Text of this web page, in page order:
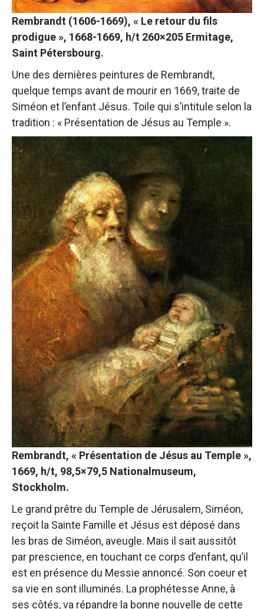
Rembrandt (1606-1669), « Le retour du fils
prodigue », 1668-1669, h/t 260×205 Ermitage,
Saint Pétersbourg.
Une des dernières peintures de Rembrandt,
quelque temps avant de mourir en 1669, traite de
Siméon et l’enfant Jésus. Toile qui s’intitule selon la
tradition : « Présentation de Jésus au Temple ».
Rembrandt, « Présentation de Jésus au Temple »,
1669, h/t, 98,5×79,5 Nationalmuseum,
Stockholm.
Le grand prêtre du Temple de Jérusalem, Siméon,
reçoit la Sainte Famille et Jésus est déposé dans
les bras de Siméon, aveugle. Mais il sait aussitôt
par prescience, en touchant ce corps d’enfant, qu’il
est en présence du Messie annoncé. Son coeur et
sa vie en sont illuminés. La prophétesse Anne, à
ses côtés, va répandre la bonne nouvelle de cette